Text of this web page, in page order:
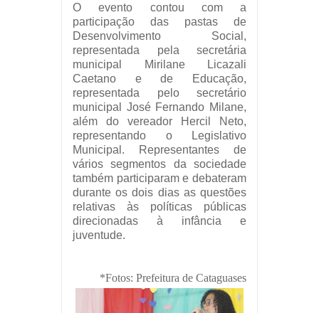
O evento contou com a
participação das pastas de
Desenvolvimento Social,
representada pela secretária
municipal Mirilane Licazali
Caetano e de Educação,
representada pelo secretário
municipal José Fernando Milane,
além do vereador Hercil Neto,
representando o Legislativo
Municipal. Representantes de
vários segmentos da sociedade
também participaram e debateram
durante os dois dias as questões
relativas às políticas públicas
direcionadas à infância e
juventude.
*Fotos: Prefeitura de Cataguases